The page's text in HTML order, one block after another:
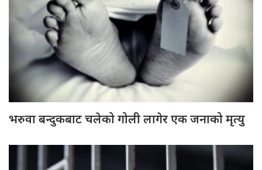
भरुवा बन्दुकबाट चलेको गोली लागेर एक जनाको मृत्यु